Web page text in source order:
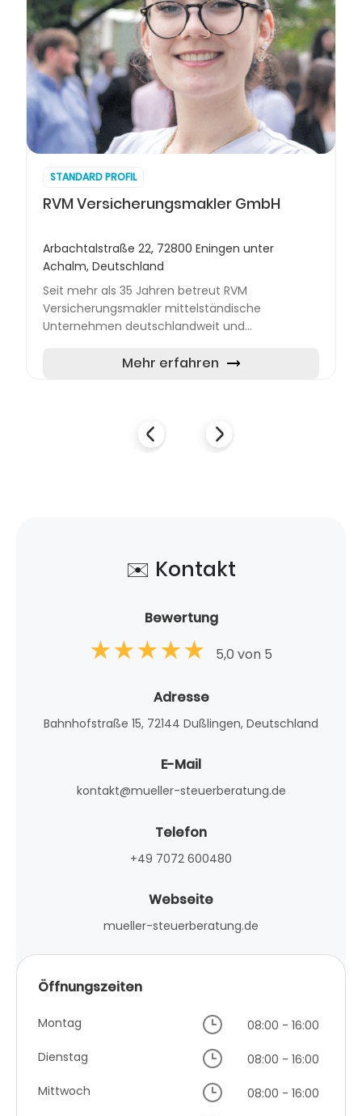
STANDARD PROFIL
RVM Versicherungsmakler GmbH
Arbachtalstraße 22, 72800 Eningen unter
Achalm, Deutschland
Seit mehr als 35 Jahren betreut RVM
Versicherungsmakler mittelständische
Unternehmen deutschlandweit und
klaren Fokus auf individuelle Lösungen bietet d...
Mehr erfahren
✉️ Kontakt
Bewertung
5,0 von 5
Adresse
Bahnhofstraße 15, 72144 Dußlingen, Deutschland
E-Mail
kontakt@mueller-steuerberatung.de
Telefon
+49 7072 600480
Webseite
mueller-steuerberatung.de
Öffnungszeiten
Montag
08:00 - 16:00
Dienstag
08:00 - 16:00
Mittwoch
08:00 - 16:00